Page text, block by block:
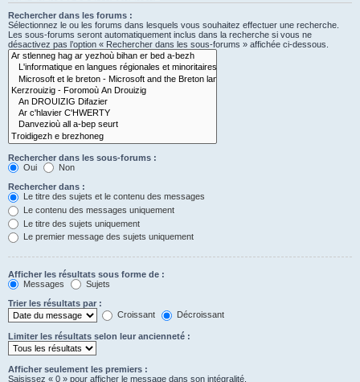
Rechercher dans les forums :
Sélectionnez le ou les forums dans lesquels vous souhaitez effectuer une recherche.
Les sous-forums seront automatiquement inclus dans la recherche si vous ne
désactivez pas l’option « Rechercher dans les sous-forums » affichée ci-dessous.
Rechercher dans les sous-forums :
Oui
Non
Rechercher dans :
Le titre des sujets et le contenu des messages
Le contenu des messages uniquement
Le titre des sujets uniquement
Le premier message des sujets uniquement
Afficher les résultats sous forme de :
Messages
Sujets
Trier les résultats par :
Croissant
Décroissant
Limiter les résultats selon leur ancienneté :
Afficher seulement les premiers :
Saisissez « 0 » pour afficher le message dans son intégralité.